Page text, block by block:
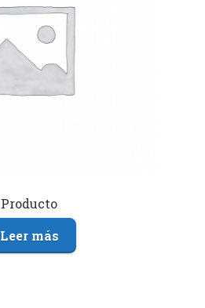
Producto
Leer más